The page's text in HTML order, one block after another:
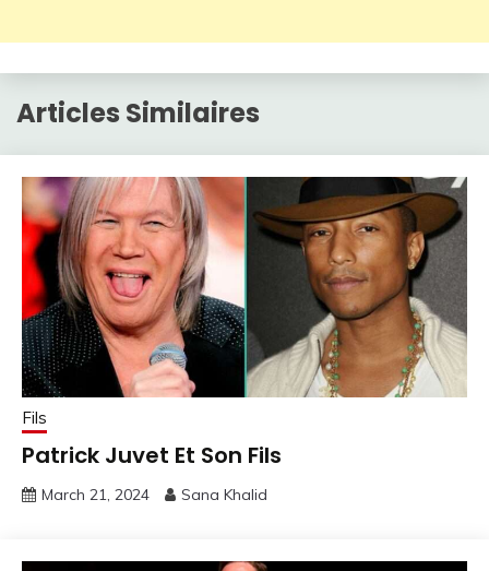
Articles Similaires
Fils
Patrick Juvet Et Son Fils
March 21, 2024 Sana Khalid